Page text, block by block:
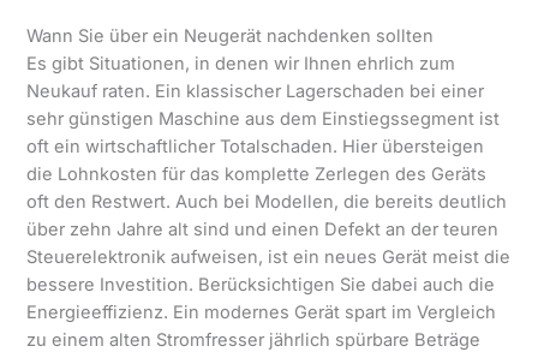
Wann Sie über ein Neugerät nachdenken sollten
Es gibt Situationen, in denen wir Ihnen ehrlich zum
Neukauf raten. Ein klassischer Lagerschaden bei einer
sehr günstigen Maschine aus dem Einstiegssegment ist
oft ein wirtschaftlicher Totalschaden. Hier übersteigen
die Lohnkosten für das komplette Zerlegen des Geräts
oft den Restwert. Auch bei Modellen, die bereits deutlich
über zehn Jahre alt sind und einen Defekt an der teuren
Steuerelektronik aufweisen, ist ein neues Gerät meist die
bessere Investition. Berücksichtigen Sie dabei auch die
Energieeffizienz. Ein modernes Gerät spart im Vergleich
zu einem alten Stromfresser jährlich spürbare Beträge